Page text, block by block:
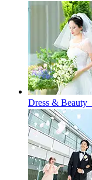
Dress & Beauty